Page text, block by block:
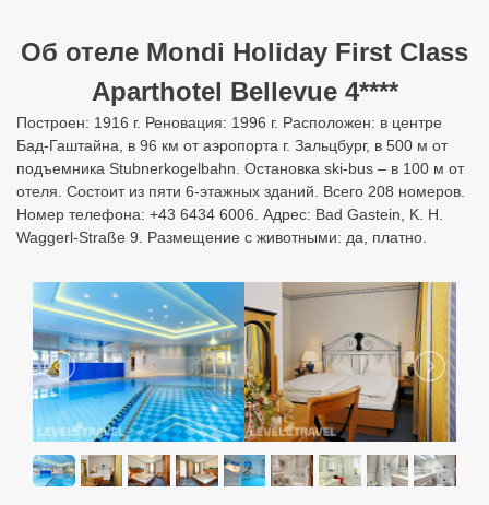
Об отеле Mondi Holiday First Class
Aparthotel Bellevue 4****
Построен: 1916 г. Реновация: 1996 г. Расположен: в центре
Бад-Гаштайна, в 96 км от аэропорта г. Зальцбург, в 500 м от
подъемника Stubnerkogelbahn. Остановка ski-bus – в 100 м от
отеля. Состоит из пяти 6-этажных зданий. Всего 208 номеров.
Номер телефона: +43 6434 6006. Адрес: Bad Gastein, K. H.
Waggerl-Straße 9. Размещение с животными: да, платно.